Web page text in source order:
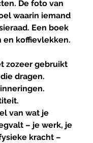
De foto van
waarin iemand
Een boek
en koffievlekken.
zozeer gebruikt
dragen.
van wat je
– je werk, je
kracht –